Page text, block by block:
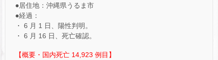
●居住地：沖縄県うるま市
●経過：
・ 6 月 1 日、陽性判明。
・ 6 月 16 日、死亡確認。
【概要・国内死亡 14,923 例目】